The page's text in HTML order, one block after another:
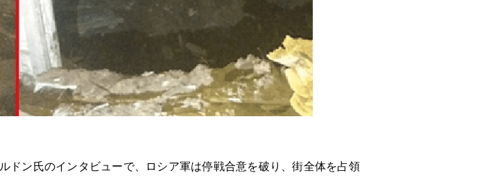
ドン氏のインタビューで、ロシア軍は停戦合意を破り、街全体を占領